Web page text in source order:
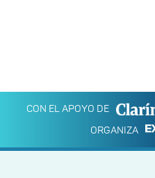
CON EL APOYO DE
ORGANIZA